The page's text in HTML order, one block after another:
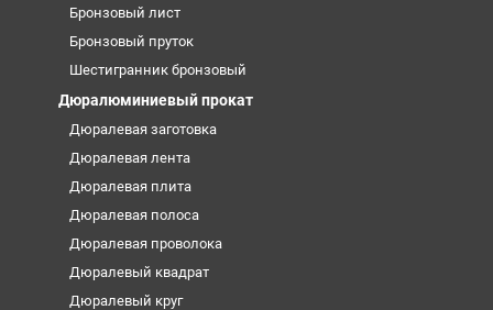
Бронзовый лист
Бронзовый пруток
Шестигранник бронзовый
Дюралюминиевый прокат
Дюралевая заготовка
Дюралевая лента
Дюралевая плита
Дюралевая полоса
Дюралевая проволока
Дюралевый квадрат
Дюралевый круг